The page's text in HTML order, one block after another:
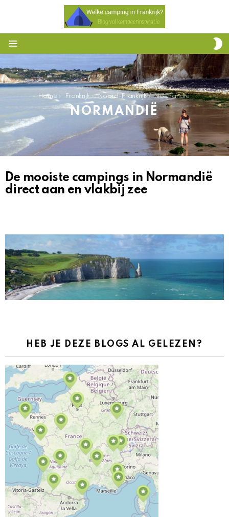
You are here:Home Frankrijk Noord-Frankrijk Normandië
NORMANDIË
HET
OVERZICHT
De mooiste campings in Normandië
direct aan en vlakbij zee
HEB JE DEZE BLOGS AL GELEZEN?